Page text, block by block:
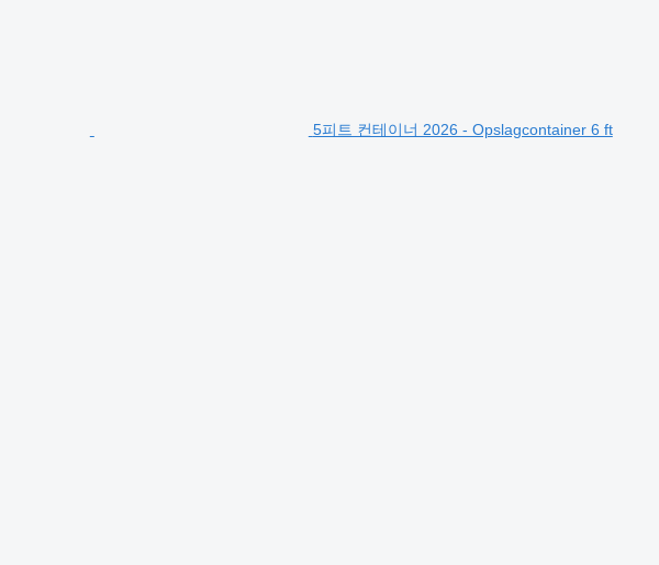
5피트 컨테이너 2026 - Opslagcontainer 6 ft